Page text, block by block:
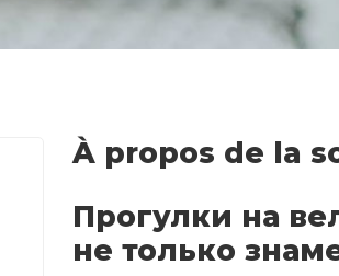
À propos de la
Прогулки на
не только